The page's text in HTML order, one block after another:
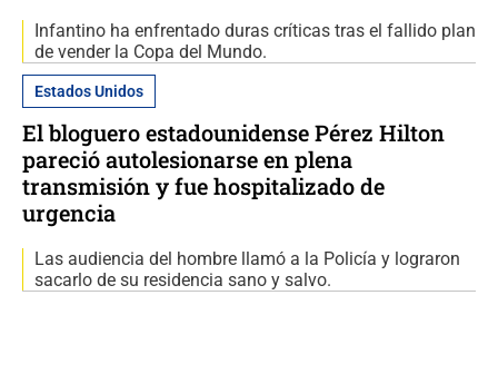
Infantino ha enfrentado duras críticas tras el fallido plan
de vender la Copa del Mundo.
Estados Unidos
El bloguero estadounidense Pérez Hilton
pareció autolesionarse en plena
transmisión y fue hospitalizado de
urgencia
Las audiencia del hombre llamó a la Policía y lograron
sacarlo de su residencia sano y salvo.